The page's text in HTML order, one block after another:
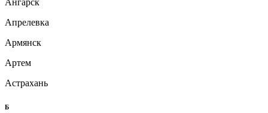
Апрелевка
Армянск
Артем
Астрахань
Б